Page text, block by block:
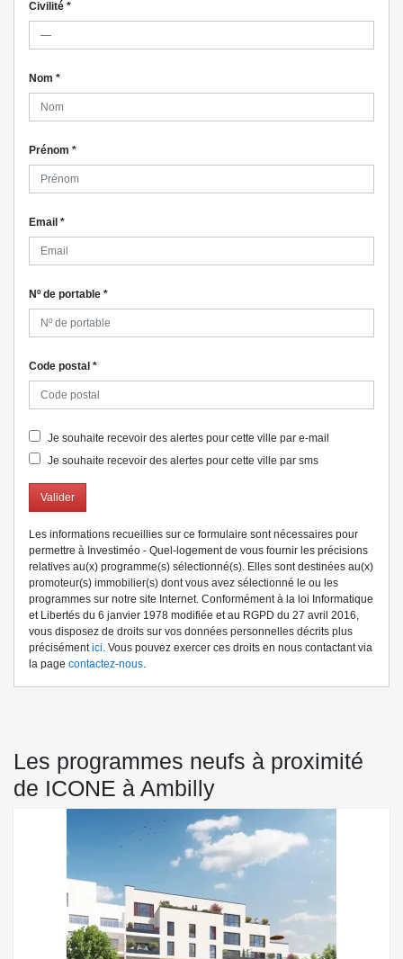
Civilité *
Nom *
Prénom *
Email *
Nº de portable *
Code postal *
Je souhaite recevoir des alertes pour cette ville par e-mail
Je souhaite recevoir des alertes pour cette ville par sms
Valider
Les informations recueillies sur ce formulaire sont nécessaires pour
permettre à Investiméo - Quel-logement de vous fournir les précisions
relatives au(x) programme(s) sélectionné(s). Elles sont destinées au(x)
promoteur(s) immobilier(s) dont vous avez sélectionné le ou les
programmes sur notre site Internet. Conformément à la loi Informatique
et Libertés du 6 janvier 1978 modifiée et au RGPD du 27 avril 2016,
vous disposez de droits sur vos données personnelles décrits plus
précisémentici. Vous pouvez exercer ces droits en nous contactant via
la page contactez-nous.
Les programmes neufs à proximité
de ICONE à Ambilly